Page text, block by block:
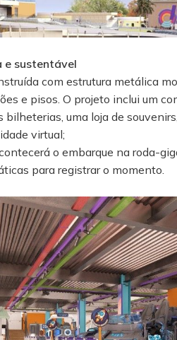
e sustentável
com estrutura metálica
e pisos. O projeto inclui um
bilheterias, uma loja de
virtual;
o embarque na roda-
para registrar o momento.